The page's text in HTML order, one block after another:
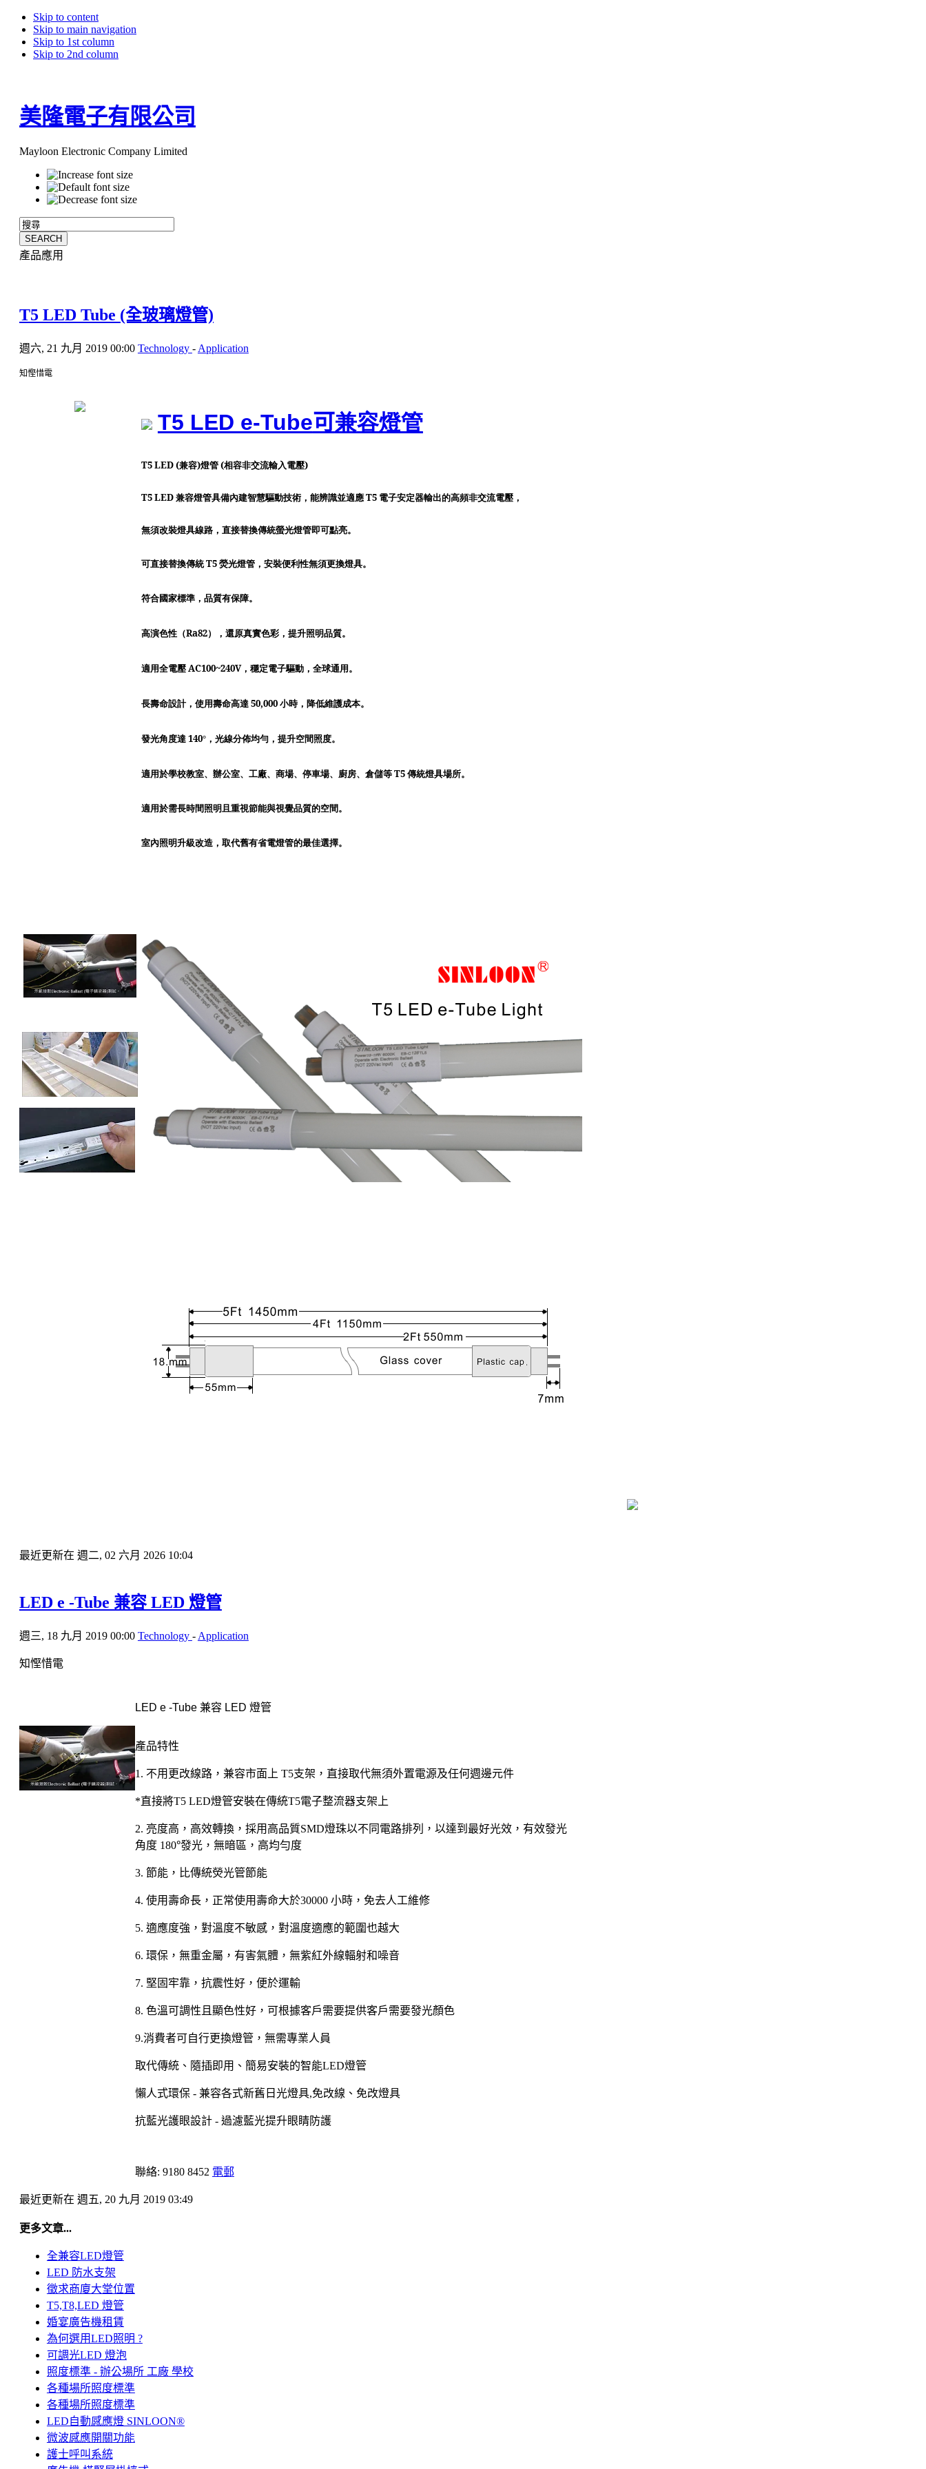
Skip to content
Skip to main navigation
Skip to 1st column
Skip to 2nd column
美隆電子有限公司
Mayloon Electronic Company Limited
產品應用
T5 LED Tube (全玻璃燈管)
週六, 21 九月 2019 00:00 Technology - Application
知慳惜電
T5 LED e-Tube可兼容燈管
T5 LED (兼容)燈管(相容非交流輸入電壓)
T5 LED 兼容燈管具備內建智慧驅動技術，能辨識並適應T5 電子安定器輸出的高頻非交流電壓，
無須改裝燈具線路，直接替換傳統螢光燈管即可點亮。
可直接替換傳統T5 熒光燈管，安裝便利性無須更換燈具。
符合國家標準，品質有保障。
高演色性（Ra82），還原真實色彩，提升照明品質。
適用全電壓AC100~240V，穩定電子驅動，全球通用。
長壽命設計，使用壽命高達50,000 小時，降低維護成本。
發光角度達140°，光線分佈均勻，提升空間照度。
適用於學校教室、辦公室、工廠、商場、停車場、廚房、倉儲等T5 傳統燈具場所。
適用於需長時間照明且重視節能與視覺品質的空間。
室內照明升級改造，取代舊有省電燈管的最佳選擇。
最近更新在 週二, 02 六月 2026 10:04
LED e -Tube 兼容 LED 燈管
週三, 18 九月 2019 00:00 Technology - Application
知慳惜電
LED e -Tube兼容 LED 燈管
產品特性
1. 不用更改線路，兼容市面上 T5支架，直接取代無須外置電源及任何週邊元件
*直接將T5 LED燈管安裝在傳統T5電子整流器支架上
2. 亮度高，高效轉換，採用高品質SMD燈珠以不同電路排列，以達到最好光效，有效發光
角度180°發光，無暗區，高均勻度
3. 節能，比傳統熒光管節能
4. 使用壽命長，正常使用壽命大於30000 小時，免去人工維修
5. 適應度強，對溫度不敏感，對溫度適應的範圍也越大
6. 環保，無重金屬，有害氣體，無紫紅外線輻射和噪音
7. 堅固牢靠，抗震性好，便於運輸
8. 色溫可調性且顯色性好，可根據客戶需要提供客戶需要發光顏色
9.消費者可自行更換燈管，無需專業人員
取代傳統、隨插即用、簡易安裝的智能LED燈管
懶人式環保- 兼容各式新舊日光燈具,免改線、免改燈具
抗藍光護眼設計- 過濾藍光提升眼睛防護
聯絡: 9180 8452 電郵
最近更新在 週五, 20 九月 2019 03:49
更多文章...
全兼容LED燈管
LED 防水支架
徵求商廈大堂位置
T5,T8,LED 燈管
婚宴廣告機租賃
為何選用LED照明 ?
可調光LED 燈泡
照度標準 - 辦公場所 工廠 學校
各種場所照度標準
各種場所照度標準
LED自動感應燈 SINLOON®
微波感應開關功能
護士呼叫系統